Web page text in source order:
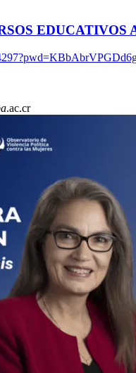
EDUCATIVOS
.ac.cr